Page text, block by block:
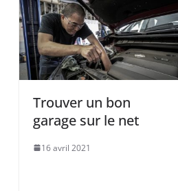
Trouver un bon
garage sur le net
16 avril 2021